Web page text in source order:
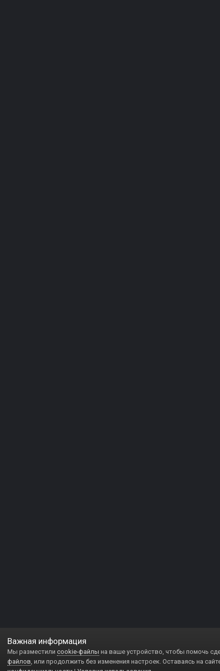
Важная информация
Мы разместили cookie-файлы на ваше устройство, чтобы помочь
файлов, или продолжить без изменения настроек. Оставаясь на